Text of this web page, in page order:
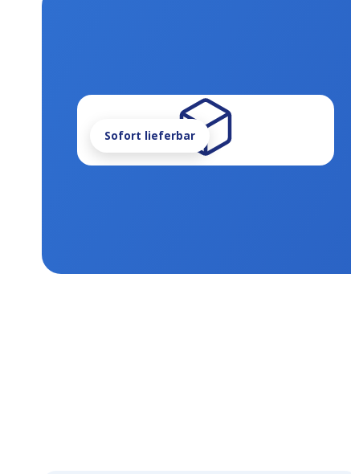
Sofort lieferbar